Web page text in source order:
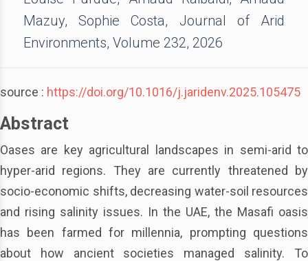
Mazuy, Sophie Costa, Journal of Arid
Environments, Volume 232, 2026
source : https://doi.org/10.1016/j.jaridenv.2025.105475
Abstract
Oases are key agricultural landscapes in semi-arid to
hyper-arid regions. They are currently threatened by
socio-economic shifts, decreasing water-soil resources
and rising salinity issues. In the UAE, the Masafi oasis
has been farmed for millennia, prompting questions
about how ancient societies managed salinity. To